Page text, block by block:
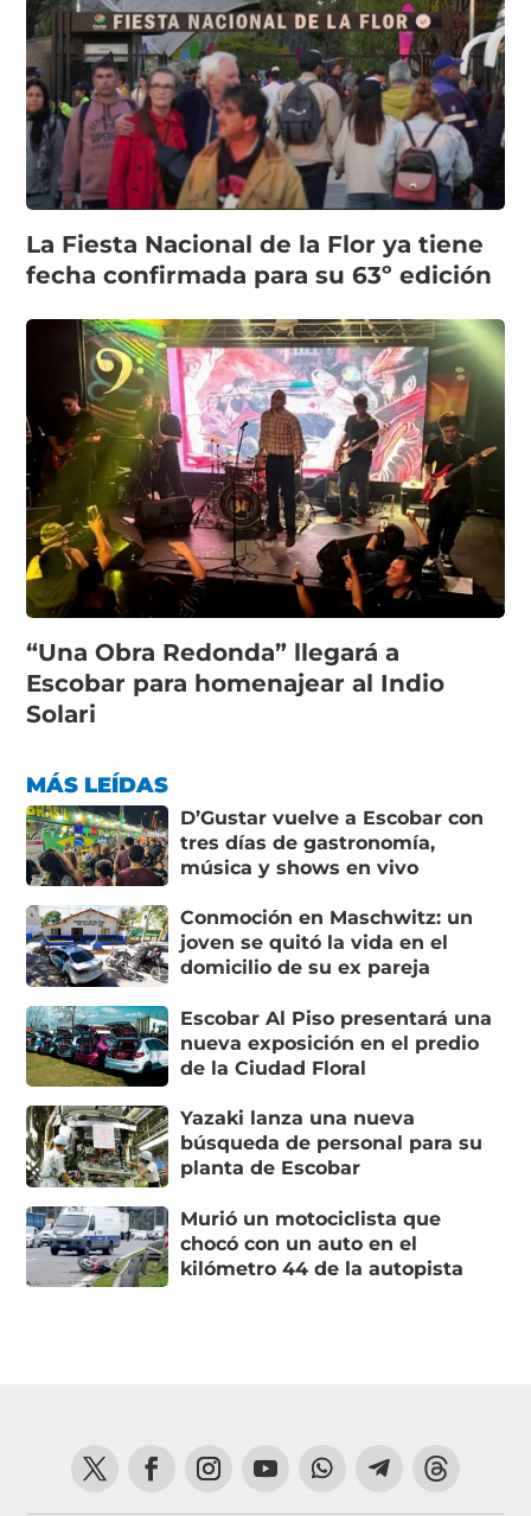
La Fiesta Nacional de la Flor ya tiene
fecha confirmada para su 63º edición
“Una Obra Redonda” llegará a
Escobar para homenajear al Indio
Solari
MÁS LEÍDAS
D’Gustar vuelve a Escobar con
tres días de gastronomía,
música y shows en vivo
Conmoción en Maschwitz: un
joven se quitó la vida en el
domicilio de su ex pareja
Escobar Al Piso presentará una
nueva exposición en el predio
de la Ciudad Floral
Yazaki lanza una nueva
búsqueda de personal para su
planta de Escobar
Murió un motociclista que
chocó con un auto en el
kilómetro 44 de la autopista